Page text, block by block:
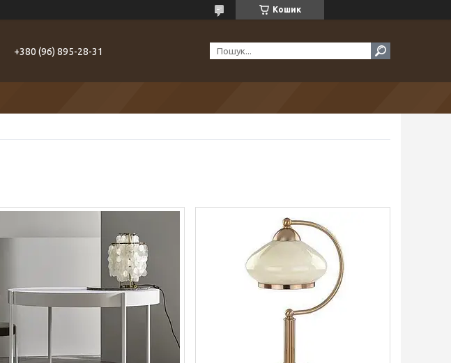
Кошик
+380 (96) 895-28-31